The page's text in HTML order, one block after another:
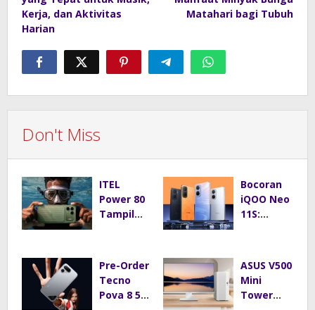
Kerja, dan Aktivitas
Harian
Matahari bagi Tubuh
Don't Miss
ITEL
Power 80
Tampil
Harga
Mulai Rp2
Jutaan
Bocoran
iQOO Neo
11S:
Andalan
Pre-Order
Tecno
Pova 8 5G
ASUS V500
Mini
Tower